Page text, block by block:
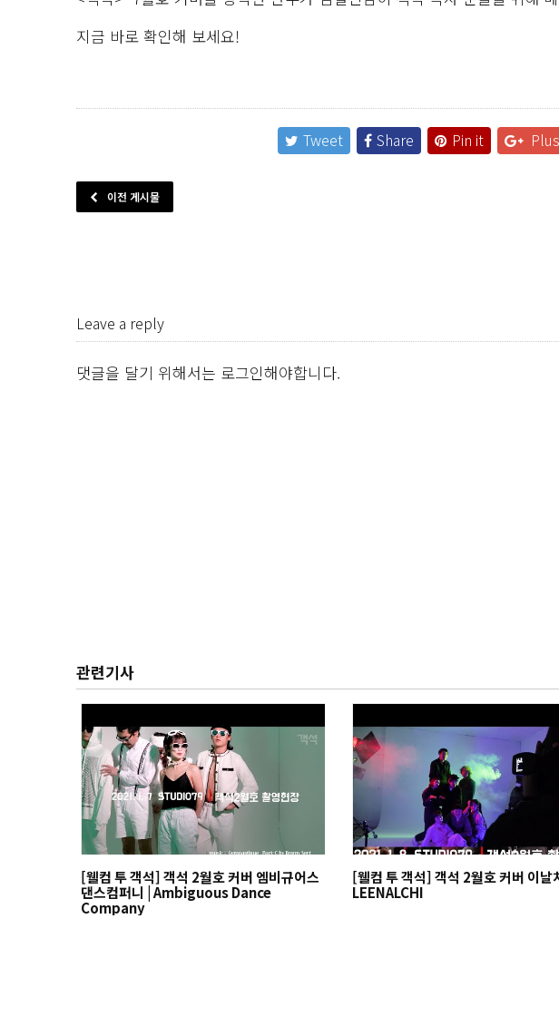
지금 바로 확인해 보세요!
Tweet Share Pin it
이전 게시물
Leave a reply
댓글을 달기 위해서는 로그인해야합니다.
관련기사
[웰컴 투 객석] 객석 2월호 커버 엠비규어스
댄스컴퍼니 | Ambiguous Dance
Company
[웰컴 투 객석] 객석 2월호 커버 이날
LEENALCHI